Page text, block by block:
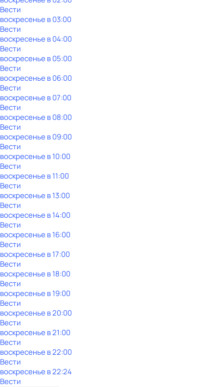
Вести
воскресенье в03:00
Вести
воскресенье в04:00
Вести
воскресенье в05:00
Вести
воскресенье в06:00
Вести
воскресенье в07:00
Вести
воскресенье в08:00
Вести
воскресенье в09:00
Вести
воскресенье в10:00
Вести
воскресенье в11:00
Вести
воскресенье в13:00
Вести
воскресенье в14:00
Вести
воскресенье в16:00
Вести
воскресенье в17:00
Вести
воскресенье в18:00
Вести
воскресенье в19:00
Вести
воскресенье в20:00
Вести
воскресенье в21:00
Вести
воскресенье в22:00
Вести
воскресенье в22:24
Вести